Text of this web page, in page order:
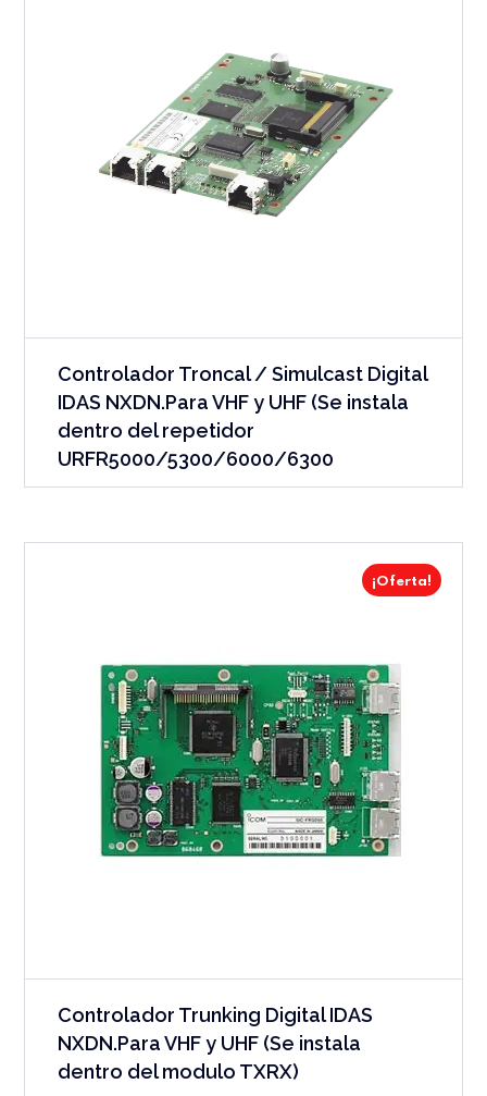
Controlador Troncal / Simulcast Digital
IDAS NXDN.Para VHF y UHF (Se instala
dentro del repetidor
URFR5000/5300/6000/6300
¡Oferta!
Controlador Trunking Digital IDAS
NXDN.Para VHF y UHF (Se instala
dentro del modulo TXRX)